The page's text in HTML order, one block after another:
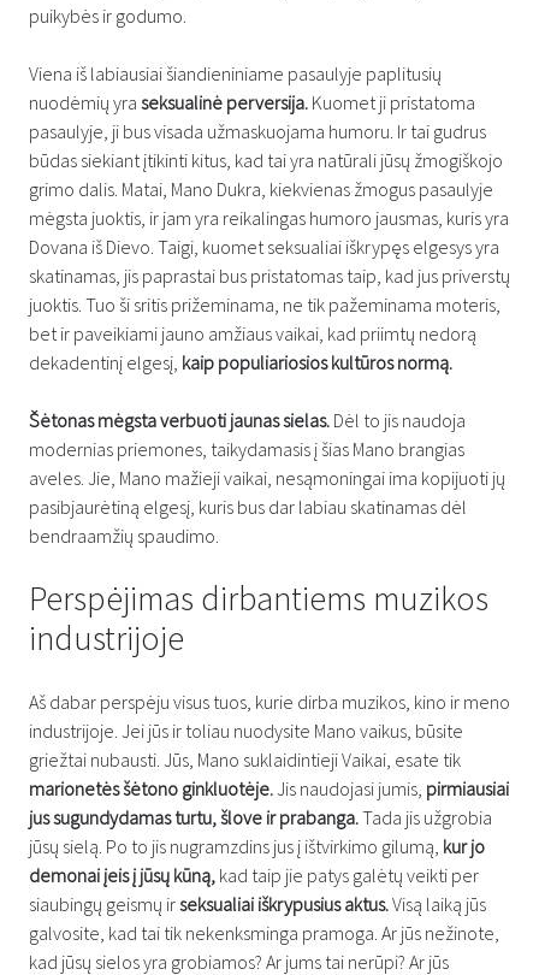
puikybės ir godumo.
Viena iš labiausiai šiandieniniame pasaulyje paplitusių
nuodėmių yra seksualinė perversija. Kuomet ji pristatoma
pasaulyje, ji bus visada užmaskuojama humoru. Ir tai gudrus
būdas siekiant įtikinti kitus, kad tai yra natūrali jūsų žmogiškojo
grimo dalis. Matai, Mano Dukra, kiekvienas žmogus pasaulyje
mėgsta juoktis, ir jam yra reikalingas humoro jausmas, kuris yra
Dovana iš Dievo. Taigi, kuomet seksualiai iškrypęs elgesys yra
skatinamas, jis paprastai bus pristatomas taip, kad jus priverstų
juoktis. Tuo ši sritis prižeminama, ne tik pažeminama moteris,
bet ir paveikiami jauno amžiaus vaikai, kad priimtų nedorą
dekadentinį elgesį, kaip populiariosios kultūros normą.
Šėtonas mėgsta verbuoti jaunas sielas. Dėl to jis naudoja
modernias priemones, taikydamasis į šias Mano brangias
aveles. Jie, Mano mažieji vaikai, nesąmoningai ima kopijuoti jų
pasibjaurėtiną elgesį, kuris bus dar labiau skatinamas dėl
bendraamžių spaudimo.
Perspėjimas dirbantiems muzikos
industrijoje
Aš dabar perspėju visus tuos, kurie dirba muzikos, kino ir meno
industrijoje. Jei jūs ir toliau nuodysite Mano vaikus, būsite
griežtai nubausti. Jūs, Mano suklaidintieji Vaikai, esate tik
marionetės šėtono ginkluotėje.Jis naudojasi jumis, pirmiausiai
jus sugundydamas turtu, šlove ir prabanga.Tada jis užgrobia
jūsų sielą. Po to jis nugramzdins jus į ištvirkimo gilumą, kur jo
demonai įeis į jūsų kūną, kad taip jie patys galėtų veikti per
siaubingų geismų irseksualiai iškrypusius aktus.Visą laiką jūs
galvosite, kad tai tik nekenksminga pramoga. Ar jūs nežinote,
kad jūsų sielos yra grobiamos? Ar jums tai nerūpi? Ar jūs